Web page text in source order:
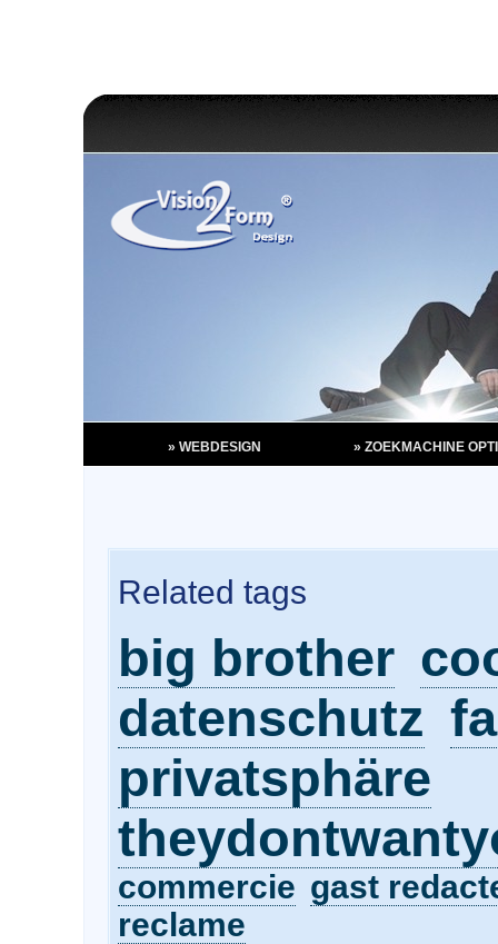
Related tags
big brother
datenschutz
privatsphäre
commercie gast
reclame
» WEBDESIGN » ZOEKMACHINE